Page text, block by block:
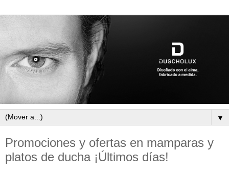
▼
Promociones y ofertas en mamparas y
platos de ducha ¡Últimos días!